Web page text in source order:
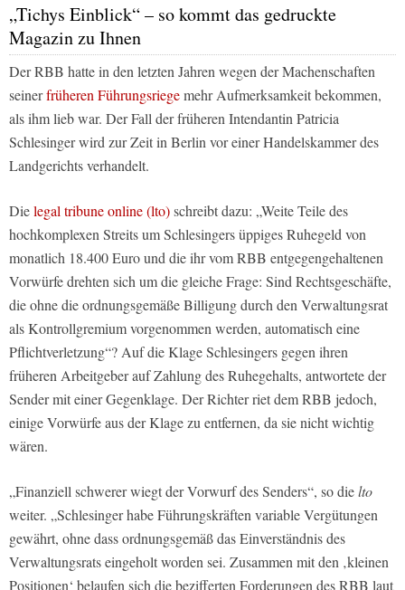
„Tichys Einblick“ – so kommt das gedruckte
Magazin zu Ihnen
Der RBB hatte in den letzten Jahren wegen der Machenschaften
seinerfrüheren Führungsriegemehr Aufmerksamkeit bekommen,
als ihm lieb war. Der Fall der früheren Intendantin Patricia
Schlesinger wird zur Zeit in Berlin vor einer Handelskammer des
Landgerichts verhandelt.
Dielegal tribune online (lto)schreibt dazu: „Weite Teile des
hochkomplexen Streits um Schlesingers üppiges Ruhegeld von
monatlich 18.400 Euro und die ihr vom RBB entgegengehaltenen
Vorwürfe drehten sich um die gleiche Frage: Sind Rechtsgeschäfte,
die ohne die ordnungsgemäße Billigung durch den Verwaltungsrat
als Kontrollgremium vorgenommen werden, automatisch eine
Pflichtverletzung“? Auf die Klage Schlesingers gegen ihren
früheren Arbeitgeber auf Zahlung des Ruhegehalts, antwortete der
Sender mit einer Gegenklage. Der Richter riet dem RBB jedoch,
einige Vorwürfe aus der Klage zu entfernen, da sie nicht wichtig
wären.
„Finanziell schwerer wiegt der Vorwurf des Senders“, so dielto
weiter. „Schlesinger habe Führungskräften variable Vergütungen
gewährt, ohne dass ordnungsgemäß das Einverständnis des
Verwaltungsrats eingeholt worden sei. Zusammen mit den ‚kleinen
Positionen‘ belaufen sich die bezifferten Forderungen des RBB laut